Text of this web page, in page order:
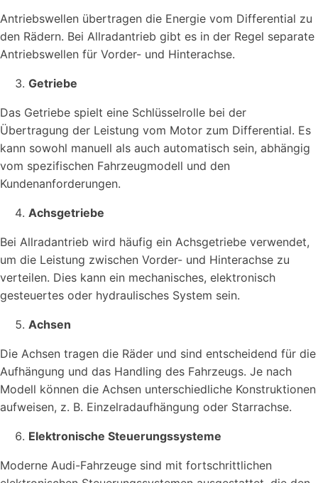
Antriebswellen übertragen die Energie vom Differential zu
den Rädern. Bei Allradantrieb gibt es in der Regel separate
Antriebswellen für Vorder- und Hinterachse.
Getriebe
Das Getriebe spielt eine Schlüsselrolle bei der
Übertragung der Leistung vom Motor zum Differential. Es
kann sowohl manuell als auch automatisch sein, abhängig
vom spezifischen Fahrzeugmodell und den
Kundenanforderungen.
Achsgetriebe
Bei Allradantrieb wird häufig ein Achsgetriebe verwendet,
um die Leistung zwischen Vorder- und Hinterachse zu
verteilen. Dies kann ein mechanisches, elektronisch
gesteuertes oder hydraulisches System sein.
Achsen
Die Achsen tragen die Räder und sind entscheidend für die
Aufhängung und das Handling des Fahrzeugs. Je nach
Modell können die Achsen unterschiedliche Konstruktionen
aufweisen, z. B. Einzelradaufhängung oder Starrachse.
Elektronische Steuerungssysteme
Moderne Audi-Fahrzeuge sind mit fortschrittlichen